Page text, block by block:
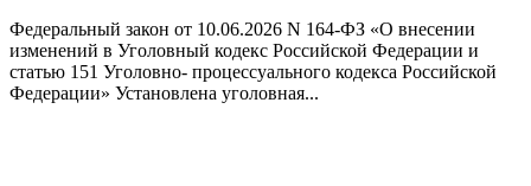
Федеральный закон от 10.06.2026 N 164-ФЗ «О внесении
изменений в Уголовный кодекс Российской Федерации и
статью 151 Уголовно- процессуального кодекса Российской
Федерации» Установлена уголовная...